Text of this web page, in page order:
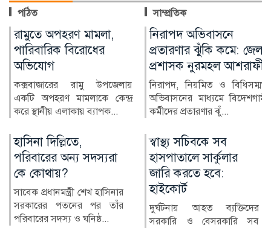
পঠিত সাম্প্রতিক
নিরাপদ অভিবাসনে
প্রতারণার ঝুঁকি কমে: জেলা
প্রশাসক নুরমহল আশরাফী
নিরাপদ, নিয়মিত ও বিধিসম্মত
অভিবাসনের মাধ্যমে বিদেশগামী
কর্মীদের প্রতারণার ঝুঁ...
জুলাই স্মৃতি জাদুঘর
উদ্বোধন করলেন প্রধানমন্ত্রী
জুলাই গণঅভ্যুত্থানের স্মৃতি
সংরক্ষণ ও পরবর্তী প্রজন্মের কাছে
এর ইতিহাস তুলে ধ...
স্বাস্থ্য সচিবকে সব
হাসপাতালে সার্কুলার
জারি করতে হবে:
হাইকোর্ট
দুর্ঘটনায় আহত ব্যক্তিদের
সরকারি ও বেসরকারি সব
র‍্যাবের পরিবর্তে নতুন
বাহিনী, কী আছে খসড়া
আইনে?
র‍্যাপিড অ্যাকশন ব্যাটালিয়ন
(র‍্যাব) বিলুপ্ত করে স্পেশাল
রেসপন্স ব্যা...